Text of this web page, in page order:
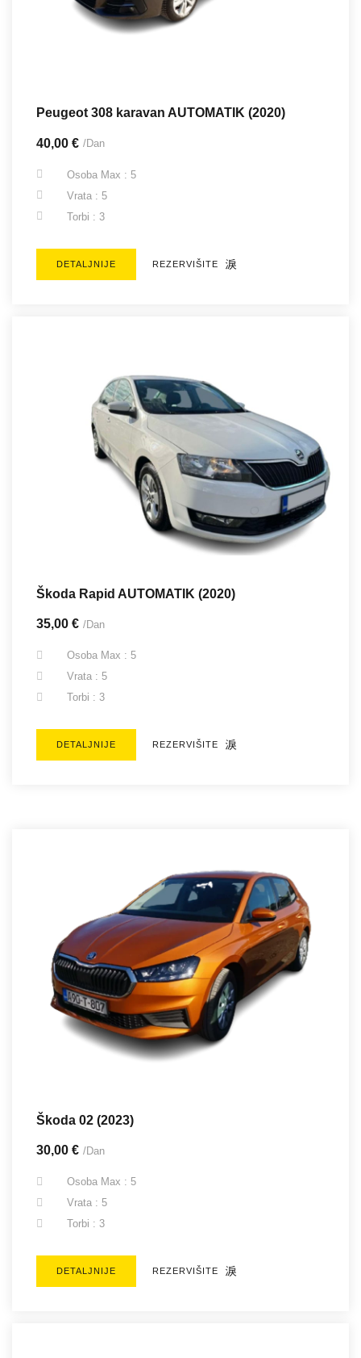
Peugeot 308 karavan AUTOMATIK (2020)
40,00 € /Dan
Osoba Max : 5
Vrata : 5
Torbi : 3
DETALJNIJE REZERVIŠITE
Škoda Rapid AUTOMATIK (2020)
35,00 € /Dan
Osoba Max : 5
Vrata : 5
Torbi : 3
DETALJNIJE REZERVIŠITE
Škoda 02 (2023)
30,00 € /Dan
Osoba Max : 5
Vrata : 5
Torbi : 3
DETALJNIJE REZERVIŠITE